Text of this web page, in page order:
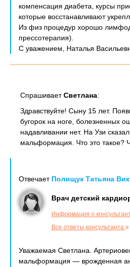
компенсация диабета, курсы
которые восстанавливают
Из физ процедур хорошо
прессотерапия).
С уважением, Наталья
СпрашиваетСветлана:
Здравствуйте! Сыну 15 лет.
бугорок на ноге, болезненных
надавливании нет. На Узи
мальформация. Что это такое?
Отвечает Полищук Татьяна
Врач детский
Информация о
Все ответы консультанта
Уважаемая Светлана.
мальформация — врожденная